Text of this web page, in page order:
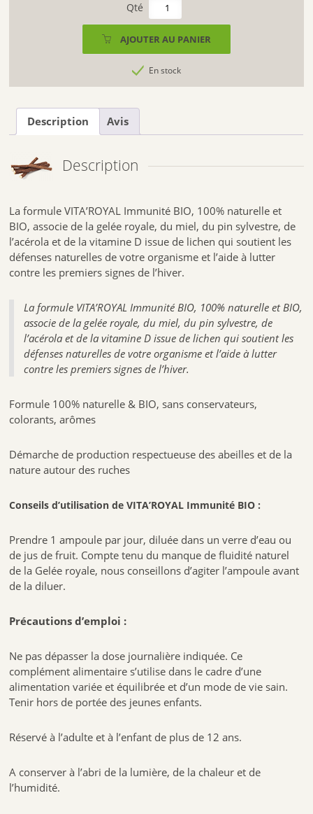
de
AJOUTER AU PANIER
En stock
Description Avis
Description
La formule VITA’ROYAL Immunité BIO, 100% naturelle et
BIO, associe de la gelée royale, du miel, du pin sylvestre, de
l’acérola et de la vitamine D issue de lichen qui soutient les
défenses naturelles de votre organisme et l’aide à lutter
contre les premiers signes de l’hiver.
La formule VITA’ROYAL Immunité BIO, 100% naturelle et BIO,
associe de la gelée royale, du miel, du pin sylvestre, de
l’acérola et de la vitamine D issue de lichen qui soutient les
défenses naturelles de votre organisme et l’aide à lutter
contre les premiers signes de l’hiver.
Formule 100% naturelle & BIO, sans conservateurs,
colorants, arômes
Démarche de production respectueuse des abeilles et de la
nature autour des ruches
Conseils d’utilisation de VITA’ROYAL Immunité BIO :
Prendre 1 ampoule par jour, diluée dans un verre d’eau ou
de jus de fruit. Compte tenu du manque de fluidité naturel
de la Gelée royale, nous conseillons d’agiter l’ampoule avant
de la diluer.
Précautions d’emploi :
Ne pas dépasser la dose journalière indiquée. Ce
complément alimentaire s’utilise dans le cadre d’une
alimentation variée et équilibrée et d’un mode de vie sain.
Tenir hors de portée des jeunes enfants.
Réservé à l’adulte et à l’enfant de plus de 12 ans.
A conserver à l’abri de la lumière, de la chaleur et de
l’humidité.